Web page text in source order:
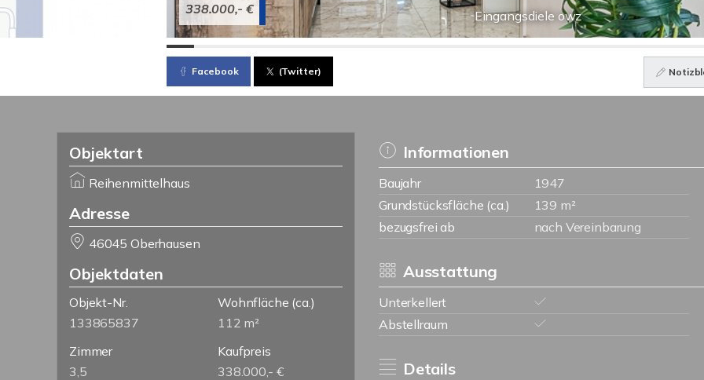
Eingangsdiele owz
338.000,- €
Facebook (Twitter)
Objektart
Reihenmittelhaus
Adresse
46045 Oberhausen
Objektdaten
Objekt-Nr.
133865837
Wohnfläche (ca.)
112 m²
Zimmer
3,5
Kaufpreis
338.000,- €
Informationen
Baujahr 1947
Grundstücksfläche (ca.)
139 m²
bezugsfrei ab
nach Vereinbarung
Ausstattung
Unterkellert
Abstellraum
Details